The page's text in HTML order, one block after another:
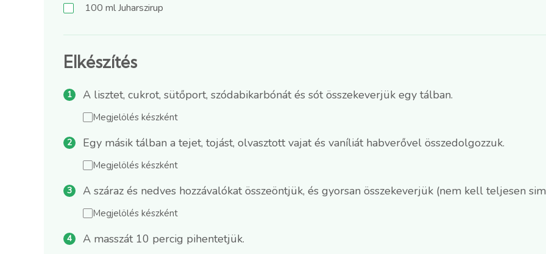
100 mlJuharszirup
Elkészítés
A lisztet, cukrot, sütőport, szódabikarbónát és sót összekeverjük egy tálban.
Megjelölés készként
Egy másik tálban a tejet, tojást, olvasztott vajat és vaníliát habverővel összedolgozzuk.
Megjelölés készként
A száraz és nedves hozzávalókat összeöntjük, és gyorsan összekeverjük (nem kell teljesen
Megjelölés készként
A masszát 10 percig pihentetjük.